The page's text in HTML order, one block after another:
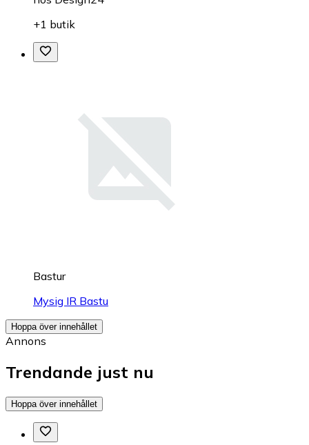
+1 butik
Bastur
Mysig IR Bastu
Hoppa över innehållet
Annons
Trendande just nu
Hoppa över innehållet